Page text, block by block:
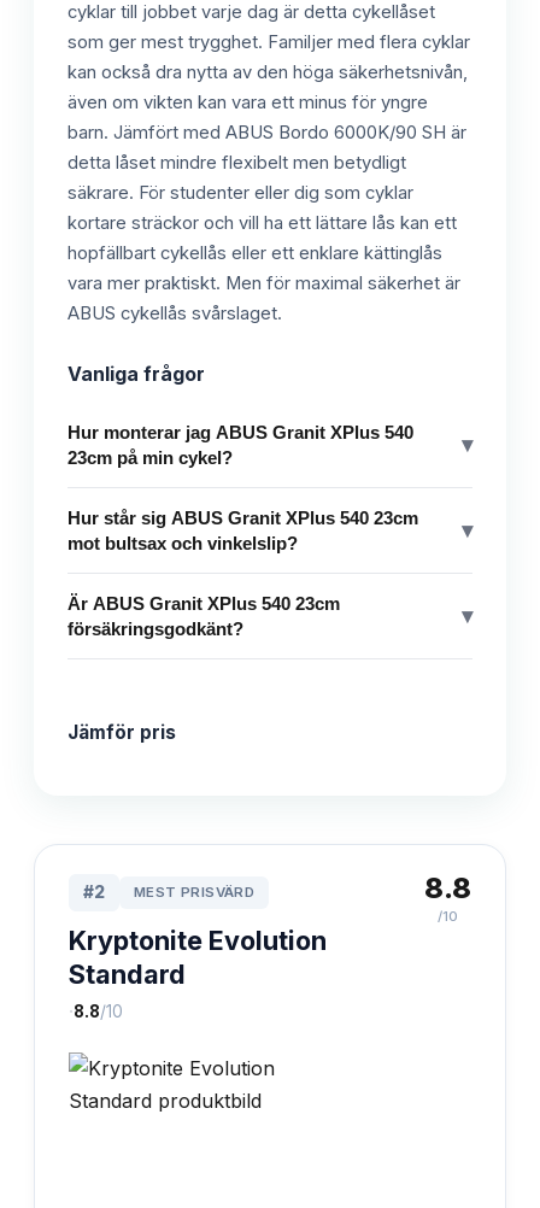
cyklar till jobbet varje dag är detta cykellåset
som ger mest trygghet. Familjer med flera cyklar
kan också dra nytta av den höga säkerhetsnivån,
även om vikten kan vara ett minus för yngre
barn. Jämfört med ABUS Bordo 6000K/90 SH är
detta låset mindre flexibelt men betydligt
säkrare. För studenter eller dig som cyklar
kortare sträckor och vill ha ett lättare lås kan ett
hopfällbart cykellås eller ett enklare kättinglås
vara mer praktiskt. Men för maximal säkerhet är
ABUS cykellås svårslaget.
Vanliga frågor
Hur monterar jag ABUS Granit XPlus 540
23cm på min cykel?
▾
Hur står sig ABUS Granit XPlus 540 23cm
mot bultsax och vinkelslip?
▾
Är ABUS Granit XPlus 540 23cm
försäkringsgodkänt?
▾
Jämför pris
#2 MEST PRISVÄRD
Kryptonite Evolution
Standard
·8.8/10
8.8
/10